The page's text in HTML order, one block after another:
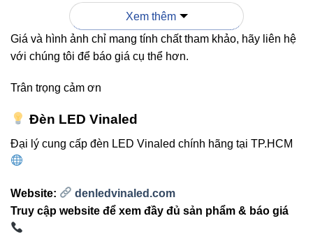
Quang thông
1050 – 1120
lumen
500 – 800
Chuẩn
Tuổi thọ >30.000 giờ
10.000-
Thiết kế
Hợp kim nhôm,
hiện đại
Nhựa cơ bản
Xem thêm
Giá và hình ảnh chỉ mang tính chất tham khảo, hãy liên hệ
với chúng tôi để báo giá cụ thể hơn.
Trân trọng cảm ơn
Đèn LED Vinaled
Đại lý cung cấp đèn LED Vinaled chính hãng tại TP.HCM
Website:
denledvinaled.com
Truy cập website để xem đầy đủ sản phẩm & báo giá